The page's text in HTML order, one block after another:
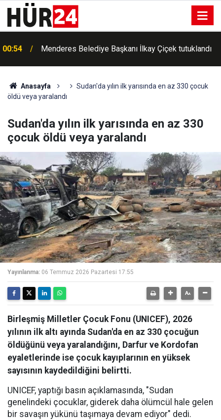
00:54
Menderes Belediye Başkanı İlkay Çiçek tutuklandı
00:42
Erdemli'de Kur'an kursu öğrencileri piknikte buluştu
Anasayfa
Sudan'da yılın ilk yarısında en az 330 çocuk
öldü veya yaralandı
Sudan'da yılın ilk yarısında en az 330
çocuk öldü veya yaralandı
Yayınlanma: 06 Temmuz 2026 Pazartesi 17:55
Birleşmiş Milletler Çocuk Fonu (UNICEF), 2026
yılının ilk altı ayında Sudan'da en az 330 çocuğun
öldüğünü veya yaralandığını, Darfur ve Kordofan
eyaletlerinde ise çocuk kayıplarının en yüksek
sayısının kaydedildiğini belirtti.
UNICEF, yaptığı basın açıklamasında, "Sudan
genelindeki çocuklar, giderek daha ölümcül hale gelen
bir savaşın yükünü taşımaya devam ediyor" dedi.